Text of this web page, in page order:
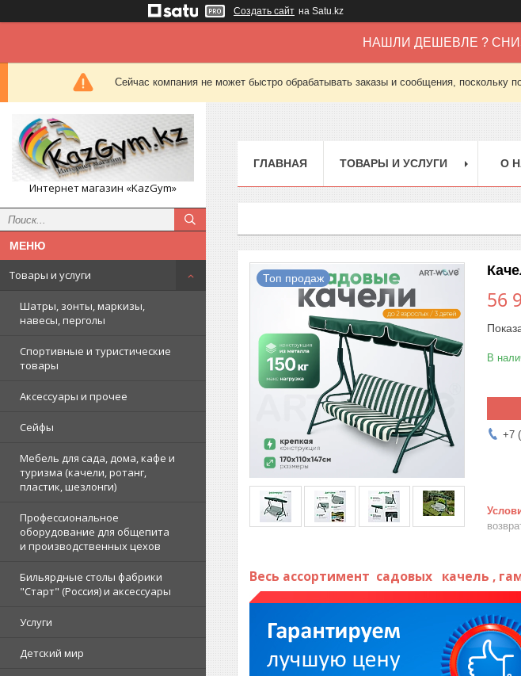
Создать сайт на Satu.kz
НАШЛИ ДЕШЕВЛЕ ?
Сейчас компания не может быстро обрабатывать заказы и сообщения, поскольку
Интернет магазин «KazGym»
Товары и услуги
Шатры, зонты, маркизы,
навесы, перголы
Спортивные и туристические
товары
Аксессуары и прочее
Сейфы
Мебель для сада, дома, кафе и
туризма (качели, ротанг,
пластик, шезлонги)
Профессиональное
оборудование для общепита
и производственных цехов
Бильярдные столы фабрики
"Cтарт" (Россия) и аксессуары
Услуги
Детский мир
ГЛАВНАЯ ТОВАРЫ И УСЛУГИ О
Топ продаж
56
В
+7
Весь ассортимент садовых качель ,